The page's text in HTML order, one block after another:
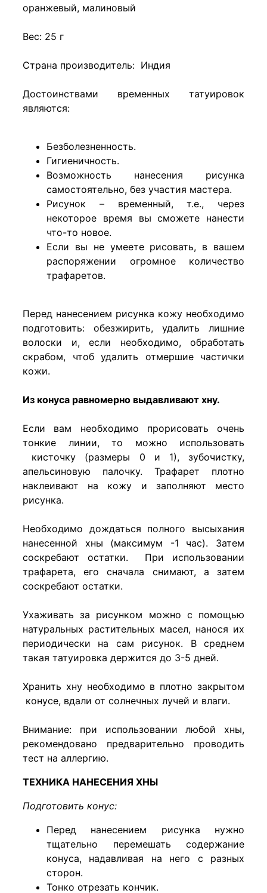
оранжевый, малиновый
Вес: 25 г
Страна производитель: Индия
Достоинствами временных татуировок
являются:
Безболезненность.
Гигиеничность.
Возможность нанесения рисунка
самостоятельно, без участия мастера.
Рисунок – временный, т.е., через
некоторое время вы сможете нанести
что-то новое.
Если вы не умеете рисовать, в вашем
распоряжении огромное количество
трафаретов.
Перед нанесением рисунка кожу необходимо
подготовить: обезжирить, удалить лишние
волоски и, если необходимо, обработать
скрабом, чтоб удалить отмершие частички
кожи.
Из конуса равномерно выдавливают хну.
Если вам необходимо прорисовать очень
тонкие линии, то можно использовать
кисточку (размеры 0 и 1), зубочистку,
апельсиновую палочку. Трафарет плотно
наклеивают на кожу и заполняют место
рисунка.
Необходимо дождаться полного высыхания
нанесенной хны (максимум -1 час). Затем
соскребают остатки. При использовании
трафарета, его сначала снимают, а затем
соскребают остатки.
Ухаживать за рисунком можно с помощью
натуральных растительных масел, нанося их
периодически на сам рисунок. В среднем
такая татуировка держится до 3-5 дней.
Хранить хну необходимо в плотно закрытом
конусе, вдали от солнечных лучей и влаги.
Внимание: при использовании любой хны,
рекомендовано предварительно проводить
тест на аллергию.
ТЕХНИКА НАНЕСЕНИЯ ХНЫ
Подготовить конус:
Перед нанесением рисунка нужно
тщательно перемешать содержание
конуса, надавливая на него с разных
сторон.
Тонко отрезать кончик.